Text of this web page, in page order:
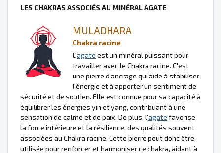
LES CHAKRAS ASSOCIÉS AU MINÉRAL AGATE
MULADHARA
Chakra racine
L'agate est un minéral puissant pour
travailler avec le Chakra racine. C'est
une pierre d'ancrage qui aide à stabiliser
l'énergie et à apporter un sentiment de
sécurité et de soutien. Elle est connue pour sa capacité à
équilibrer les énergies yin et yang, contribuant à une
sensation de calme et de paix. De plus, l'agate favorise
la force intérieure et la résilience, des qualités souvent
associées au Chakra racine. Cette pierre peut donc être
utilisée pour renforcer et harmoniser ce chakra, aidant à